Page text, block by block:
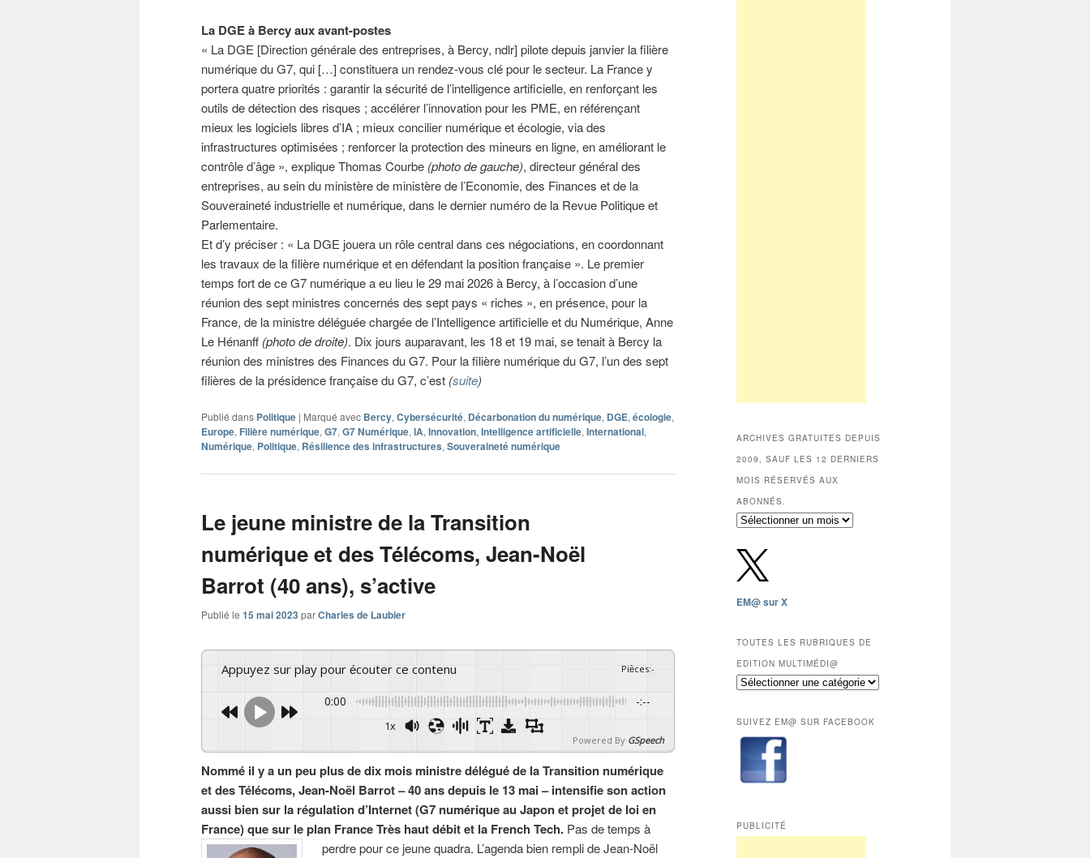
La DGE à Bercy aux avant-postes
« La DGE [Direction générale des entreprises, à Bercy, ndlr] pilote depuis janvier la filière
numérique du G7, qui […] constituera un rendez-vous clé pour le secteur. La France y
portera quatre priorités : garantir la sécurité de l’intelligence artificielle, en renforçant les
outils de détection des risques ; accélérer l’innovation pour les PME, en référençant
mieux les logiciels libres d’IA ; mieux concilier numérique et écologie, via des
infrastructures optimisées ; renforcer la protection des mineurs en ligne, en améliorant le
contrôle d’âge », explique Thomas Courbe (photo de gauche), directeur général des
entreprises, au sein du ministère de ministère de l’Economie, des Finances et de la
Souveraineté industrielle et numérique, dans le dernier numéro de la Revue Politique et
Parlementaire.
Et d’y préciser : « La DGE jouera un rôle central dans ces négociations, en coordonnant
les travaux de la filière numérique et en défendant la position française ». Le premier
temps fort de ce G7 numérique a eu lieu le 29 mai 2026 à Bercy, à l’occasion d’une
réunion des sept ministres concernés des sept pays « riches », en présence, pour la
France, de la ministre déléguée chargée de l’Intelligence artificielle et du Numérique, Anne
Le Hénanff (photo de droite). Dix jours auparavant, les 18 et 19 mai, se tenait à Bercy la
réunion des ministres des Finances du G7. Pour la filière numérique du G7, l’un des sept
filières de la présidence française du G7, c’est (suite)
Publié dans Politique | Marqué avec Bercy,Cybersécurité, Décarbonation du numérique, DGE,écologie,
Europe, Filière numérique,G7,G7 Numérique,IA,Innovation,Intelligence artificielle,International,
Numérique, Politique, Résilience des infrastructures,Souveraineté numérique
Le jeune ministre de la Transition
numérique et des Télécoms, Jean-Noël
Barrot (40 ans), s’active
Publié le 15 mai 2023 parCharles de Laubier
Appuyez sur play pour écouter ce contenu Pièces:-
0:00 -:--
1x
Powered By GSpeech
Nommé il y a un peu plus de dix mois ministre délégué de la Transition numérique
et des Télécoms, Jean-Noël Barrot – 40 ans depuis le 13 mai – intensifie son action
aussi bien sur la régulation d’Internet (G7 numérique au Japon et projet de loi en
France) que sur le plan France Très haut débit et la French Tech. Pas de temps à
perdre pour ce jeune quadra. L’agenda bien rempli de Jean-Noël
ARCHIVES GRATUITES DEPUIS
2009, SAUF LES 12 DERNIERS
MOIS RÉSERVÉS AUX
ABONNÉS.
Archives
depuis
2009,
sauf
les
mois
réservés
aux
abonnés.
EM@ sur X
TOUTES LES RUBRIQUES DE
EDITION MULTIMÉDI@
Toutes
de
Edition
Multimédi@
SUIVEZ EM@ SUR FACEBOOK
PUBLICITÉ